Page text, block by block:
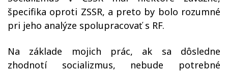
špecifika oproti ZSSR, a preto by bolo rozumné
pri jeho analýze spolupracovať s RF.
Na základe mojich prác, ak sa dôsledne
zhodnotí socializmus, nebude potrebné